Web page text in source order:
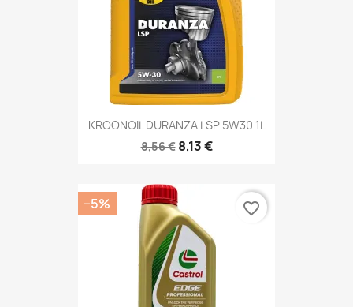
KROONOIL DURANZA LSP 5W30 1L
8,56 € 8,13 €
−5% favorite_border